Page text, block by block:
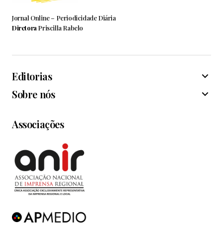
Jornal Online – Periodicidade Diária
Diretora Priscilla Rabelo
Editorias
Sobre nós
Associações